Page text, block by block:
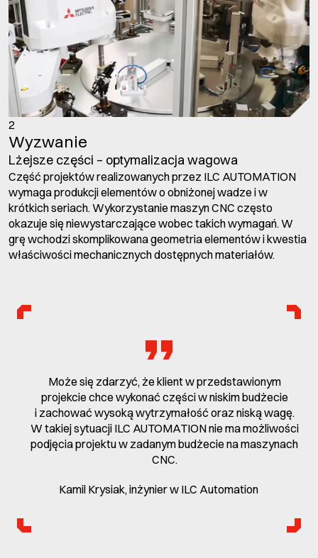
2
Wyzwanie
Lżejsze części – optymalizacja wagowa
Część projektów realizowanych przez ILC AUTOMATION
wymaga produkcji elementów o obniżonej wadze i w
krótkich seriach. Wykorzystanie maszyn CNC często
okazuje się niewystarczające wobec takich wymagań. W
grę wchodzi skomplikowana geometria elementów i kwestia
właściwości mechanicznych dostępnych materiałów.
Może się zdarzyć, że klient w przedstawionym
projekcie chce wykonać części w niskim budżecie
i zachować wysoką wytrzymałość oraz niską wagę.
W takiej sytuacji ILC AUTOMATION nie ma możliwości
podjęcia projektu w zadanym budżecie na maszynach
CNC.
Kamil Krysiak, inżynier w ILC Automation